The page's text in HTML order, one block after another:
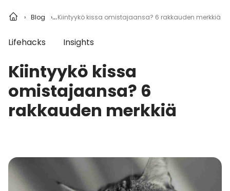
Blog Kiintyykö kissa omistajaansa? 6 rakkauden merkkiä
Lifehacks Insights
Kiintyykö kissa
omistajaansa? 6
rakkauden merkkiä